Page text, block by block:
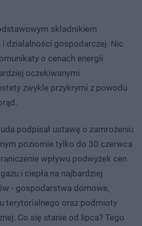
składnikiem
działalności gospodarczej. Nic
o cenach energii
oczekiwanymi
zwykle przykrymi z powodu
podpisał ustawę o zamrożeniu
poziomie tylko do 30 czerwca
wpływu podwyżek cen
i ciepła na najbardziej
- gospodarstwa domowe,
terytorialnego oraz podmioty
Co się stanie od lipca? Tego